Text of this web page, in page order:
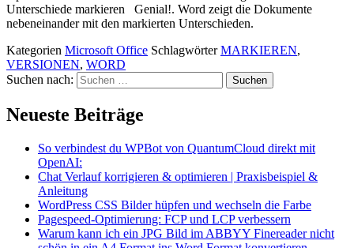
Unterschiede markieren Genial!. Word zeigt die Dokumente
nebeneinander mit den markierten Unterschieden.
Kategorien Microsoft Office SchlagwörterMARKIEREN,
VERSIONEN, WORD
Suchen nach:
Neueste Beiträge
So verbindest du WPBot von QuantumCloud direkt mit
OpenAI:
Chat Verlauf korrigieren & optimieren | Praxisbeispiel &
Anleitung
WordPress CSS Bilder hüpfen und wechseln die Farbe
Pagespeed-Optimierung: FCP und LCP verbessern
Warum kann ich ein JPG Bild im ABBYY Finereader nicht